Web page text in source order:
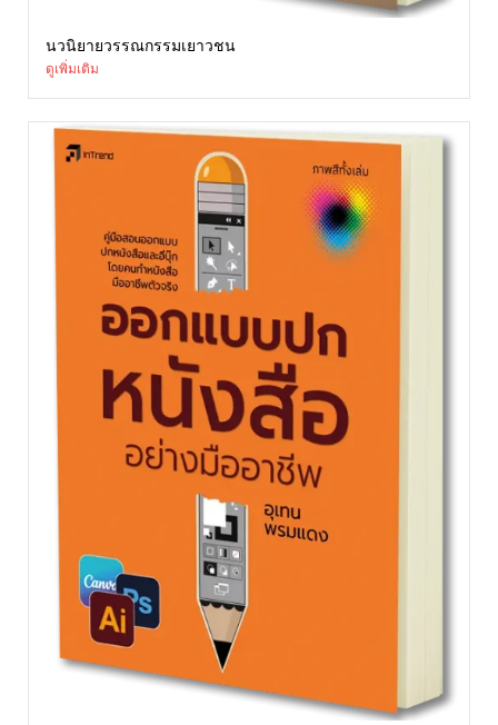
นวนิยายวรรณกรรมเยาวชน
ดูเพิ่มเติม